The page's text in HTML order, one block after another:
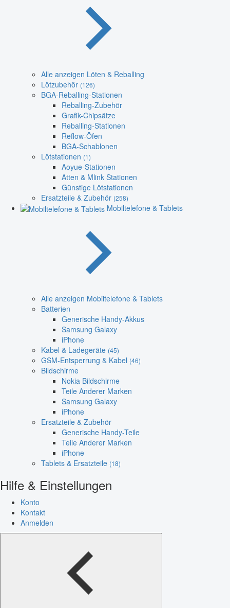
Alle anzeigen Löten & Reballing
Lötzubehör (126)
BGA-Reballing-Stationen
Reballing-Zubehör
Grafik-Chipsätze
Reballing-Stationen
Reflow-Öfen
BGA-Schablonen
Lötstationen (1)
Aoyue-Stationen
Atten & Mlink Stationen
Günstige Lötstationen
Ersatzteile & Zubehör (258)
Mobiltelefone & Tablets
Alle anzeigen Mobiltelefone & Tablets
Batterien
Generische Handy-Akkus
Samsung Galaxy
iPhone
Kabel & Ladegeräte (45)
GSM-Entsperrung & Kabel (46)
Bildschirme
Nokia Bildschirme
Teile Anderer Marken
Samsung Galaxy
iPhone
Ersatzteile & Zubehör
Generische Handy-Teile
Teile Anderer Marken
iPhone
Tablets & Ersatzteile (18)
Hilfe & Einstellungen
Konto
Kontakt
Anmelden